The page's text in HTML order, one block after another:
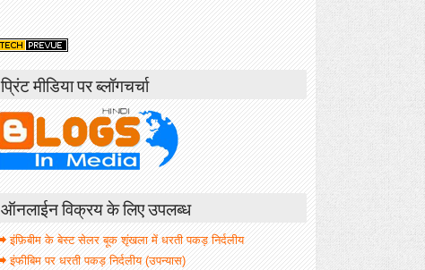
प्रिंट मीडिया पर ब्लॉगचर्चा
ऑनलाईन विक्रय के लिए उपलब्ध
इंफ़िबीम के बेस्ट सेलर बूक शृंखला में धरती पकड़ निर्दलीय
इंफीबिम पर धरती पकड़ निर्दलीय (उपन्यास)